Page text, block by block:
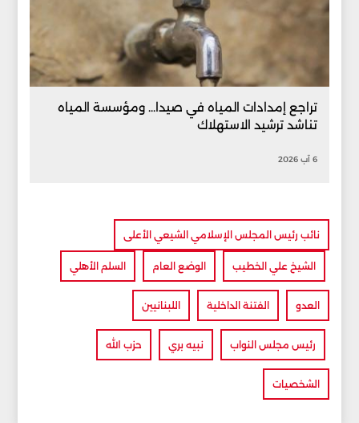
تراجع إمدادات المياه في صيدا... ومؤسسة المياه
تناشد ترشيد الاستهلاك
6 آب 2026
نائب رئيس المجلس الإسلامي الشيعي الأعلى
الشيخ علي الخطيب الوضع العام السلم الأهلي
العدو الفتنة الداخلية اللبنانيين
رئيس مجلس النواب نبيه بري حزب الله
الشخصيات